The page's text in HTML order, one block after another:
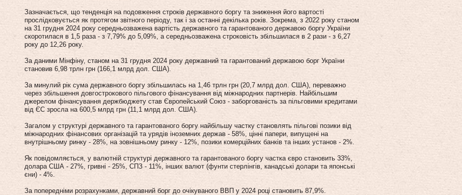
Зазначається, що тенденція на подовження строків державного боргу та зниження його вартості
прослідковується як протягом звітного періоду, так і за останні декілька років. Зокрема, з 2022 року станом
на 31 грудня 2024 року середньозважена вартість державного та гарантованого державою боргу України
скоротилася в 1,5 раза - з 7,79% до 5,09%, а середньозважена строковість збільшилася в 2 рази - з 6,27
року до 12,26 року.
За даними Мінфіну, станом на 31 грудня 2024 року державний та гарантований державою борг України
становив 6,98 трлн грн (166,1 млрд дол. США).
За минулий рік сума державного боргу збільшилась на 1,46 трлн грн (20,7 млрд дол. США), переважно
через збільшення довгострокового пільгового фінансування від міжнародних партнерів. Найбільшим
джерелом фінансування держбюджету став Європейський Союз - заборгованість за пільговими кредитами
від ЄС зросла на 600,5 млрд грн (11,1 млрд дол. США).
Загалом у структурі державного та гарантованого боргу найбільшу частку становлять пільгові позики від
міжнародних фінансових організацій та урядів іноземних держав - 58%, цінні папери, випущені на
внутрішньому ринку - 28%, на зовнішньому ринку - 12%, позики комерційних банків та інших установ - 2%.
Як повідомляється, у валютній структурі державного та гарантованого боргу частка євро становить 33%,
долара США - 27%, гривні - 25%, СПЗ - 11%, інших валют (фунти стерлінгів, канадські долари та японські
єни) - 4%.
За попередніми розрахунками, державний борг до очікуваного ВВП у 2024 році становить 87,9%.